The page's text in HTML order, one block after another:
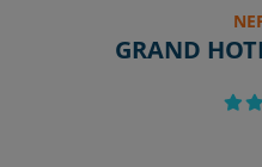
GRAND